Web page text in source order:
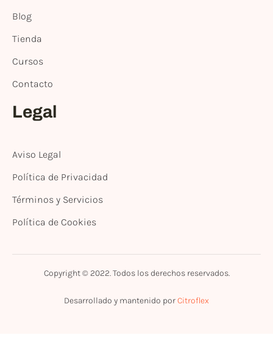
Blog
Tienda
Cursos
Contacto
Legal
Aviso Legal
Política de Privacidad
Términos y Servicios
Política de Cookies
Copyright © 2022. Todos los derechos reservados.
Desarrollado y mantenido porCitroflex